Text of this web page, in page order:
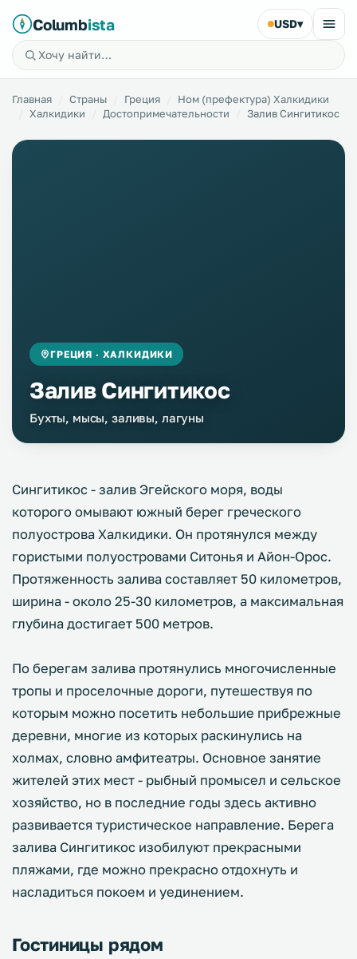
Columbista USD▾
Главная Страны Греция
Ном (префектура) Халкидики
Халкидики
Достопримечательности Залив Сингитикос
ГРЕЦИЯ · ХАЛКИДИКИ
Залив Сингитикос
Бухты, мысы, заливы, лагуны
Сингитикос - залив Эгейского моря, воды
которого омывают южный берег греческого
полуострова Халкидики. Он протянулся между
гористыми полуостровами Ситонья и Айон-Орос.
Протяженность залива составляет 50 километров,
ширина - около 25-30 километров, а максимальная
глубина достигает 500 метров.
По берегам залива протянулись многочисленные
тропы и проселочные дороги, путешествуя по
которым можно посетить небольшие прибрежные
деревни, многие из которых раскинулись на
холмах, словно амфитеатры. Основное занятие
жителей этих мест - рыбный промысел и сельское
хозяйство, но в последние годы здесь активно
развивается туристическое направление. Берега
залива Сингитикос изобилуют прекрасными
пляжами, где можно прекрасно отдохнуть и
насладиться покоем и уединением.
Гостиницы рядом